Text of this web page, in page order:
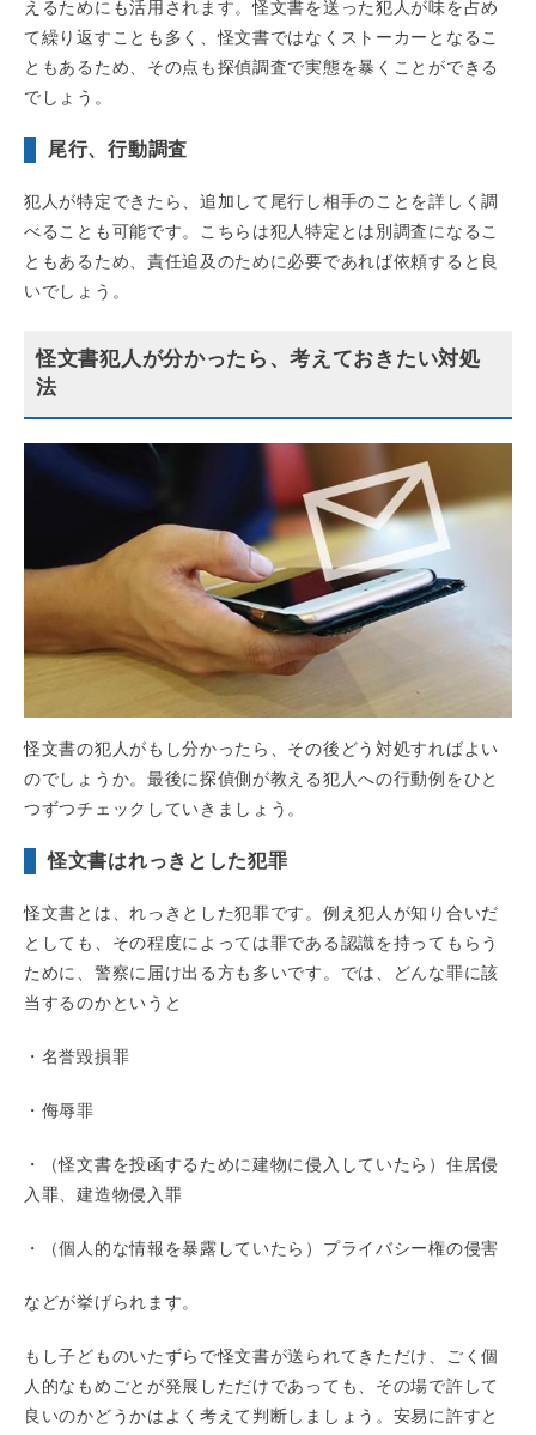
えるためにも活用されます。怪文書を送った犯人が味を占め
て繰り返すことも多く、怪文書ではなくストーカーとなるこ
ともあるため、その点も探偵調査で実態を暴くことができる
でしょう。
尾行、行動調査
犯人が特定できたら、追加して尾行し相手のことを詳しく調
べることも可能です。こちらは犯人特定とは別調査になるこ
ともあるため、責任追及のために必要であれば依頼すると良
いでしょう。
怪文書犯人が分かったら、考えておきたい対処
法
怪文書の犯人がもし分かったら、その後どう対処すればよい
のでしょうか。最後に探偵側が教える犯人への行動例をひと
つずつチェックしていきましょう。
怪文書はれっきとした犯罪
怪文書とは、れっきとした犯罪です。例え犯人が知り合いだ
としても、その程度によっては罪である認識を持ってもらう
ために、警察に届け出る方も多いです。では、どんな罪に該
当するのかというと
・名誉毀損罪
・侮辱罪
・（怪文書を投函するために建物に侵入していたら）住居侵
入罪、建造物侵入罪
・（個人的な情報を暴露していたら）プライバシー権の侵害
などが挙げられます。
もし子どものいたずらで怪文書が送られてきただけ、ごく個
人的なもめごとが発展しただけであっても、その場で許して
良いのかどうかはよく考えて判断しましょう。安易に許すと